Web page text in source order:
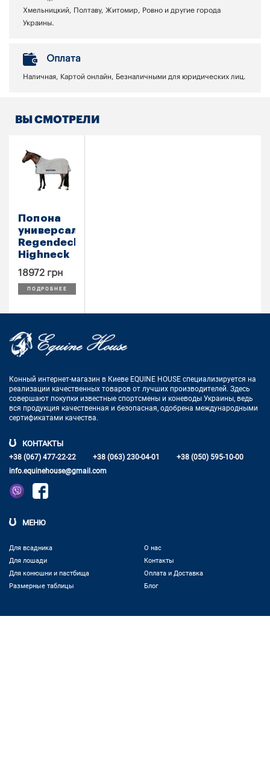
Хмельницкий, Полтаву, Житомир, Ровно и другие города
Украины.
Оплата
Наличная, Картой онлайн, Безналичными для юридических лиц.
ВЫ СМОТРЕЛИ
Попона
универсальная
Regendecke
Highneck
18972 грн
ПОДРОБНЕЕ
Конный интернет-магазин в Киеве EQUINE HOUSE специализируется на
реализации качественных товаров от лучших производителей. Здесь
совершают покупки известные спортсмены и коневоды Украины, ведь
вся продукция качественная и безопасная, одобрена международными
сертификатами качества.
КОНТАКТЫ
+38 (067) 477-22-22 +38 (063) 230-04-01
+38 (050) 595-10-00
info.equinehouse@gmail.com
МЕНЮ
Для всадника
Для лошади
Для конюшни и пастбища
Размерные таблицы
О нас
Контакты
Оплата и Доставка
Блог